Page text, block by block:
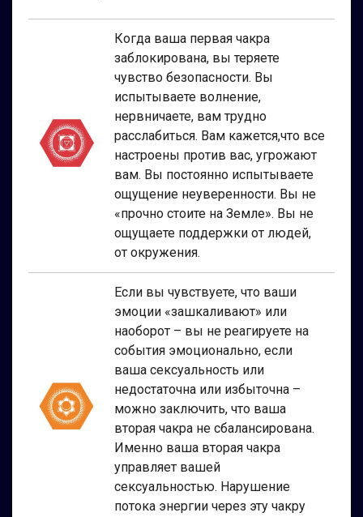
Когда ваша первая чакра
заблокирована, вы теряете
чувство безопасности. Вы
испытываете волнение,
нервничаете, вам трудно
расслабиться. Вам кажется,что все
настроены против вас, угрожают
вам. Вы постоянно испытываете
ощущение неуверенности. Вы не
«прочно стоите на Земле». Вы не
ощущаете поддержки от людей,
от окружения.
Если вы чувствуете, что ваши
эмоции «зашкаливают» или
наоборот – вы не реагируете на
события эмоционально, если
ваша сексуальность или
недостаточна или избыточна –
можно заключить, что ваша
вторая чакра не сбалансирована.
Именно ваша вторая чакра
управляет вашей
сексуальностью. Нарушение
потока энергии через эту чакру